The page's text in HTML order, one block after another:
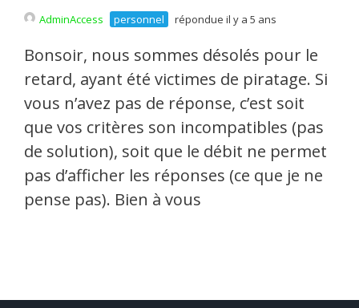
AdminAccess personnel répondue il y a 5 ans
Bonsoir, nous sommes désolés pour le
retard, ayant été victimes de piratage. Si
vous n’avez pas de réponse, c’est soit
que vos critères son incompatibles (pas
de solution), soit que le débit ne permet
pas d’afficher les réponses (ce que je ne
pense pas). Bien à vous